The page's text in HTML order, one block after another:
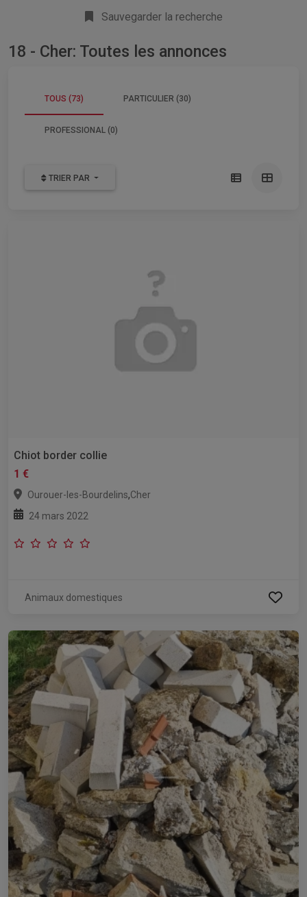
Sauvegarder la recherche
18 - Cher: Toutes les annonces
TOUS (73) PARTICULIER (30)
PROFESSIONAL (0)
TRIER PAR
Chiot border collie
1 €
Ourouer-les-Bourdelins,Cher
24 mars 2022
Animaux domestiques